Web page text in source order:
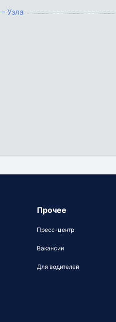
Узла
Прочее
Пресс-центр
Вакансии
Для водителей